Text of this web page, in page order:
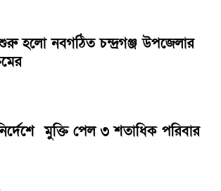
শুরু হলো নবগঠিত চন্দ্রগঞ্জ উপজেলার
মুক্তি পেল ৩ শতাধিক পরিবার